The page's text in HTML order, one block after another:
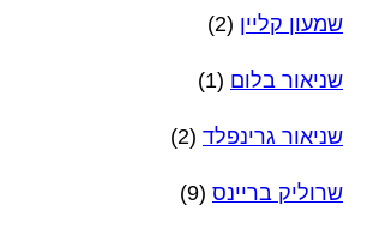
שמעון קליין (2)
שניאור בלום (1)
שניאור גרינפלד (2)
שרוליק בריינס (9)